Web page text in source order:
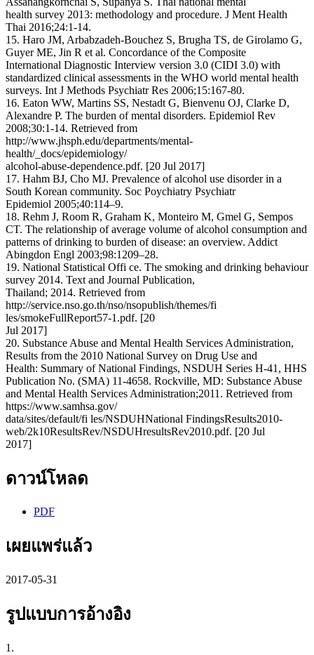
health survey 2013: methodology and procedure. J Ment Health
Thai 2016;24:1-14.
15. Haro JM, Arbabzadeh-Bouchez S, Brugha TS, de Girolamo G,
Guyer ME, Jin R et al. Concordance of the Composite
International Diagnostic Interview version 3.0 (CIDI 3.0) with
standardized clinical assessments in the WHO world mental health
surveys. Int J Methods Psychiatr Res 2006;15:167-80.
16. Eaton WW, Martins SS, Nestadt G, Bienvenu OJ, Clarke D,
Alexandre P. The burden of mental disorders. Epidemiol Rev
2008;30:1-14. Retrieved from
http://www.jhsph.edu/departments/mental-
health/_docs/epidemiology/
alcohol-abuse-dependence.pdf. [20 Jul 2017]
17. Hahm BJ, Cho MJ. Prevalence of alcohol use disorder in a
South Korean community. Soc Poychiatry Psychiatr
Epidemiol 2005;40:114–9.
18. Rehm J, Room R, Graham K, Monteiro M, Gmel G, Sempos
CT. The relationship of average volume of alcohol consumption and
patterns of drinking to burden of disease: an overview. Addict
Abingdon Engl 2003;98:1209–28.
19. National Statistical Offi ce. The smoking and drinking behaviour
survey 2014. Text and Journal Publication,
Thailand; 2014. Retrieved from
http://service.nso.go.th/nso/nsopublish/themes/fi
les/smokeFullReport57-1.pdf. [20
Jul 2017]
20. Substance Abuse and Mental Health Services Administration,
Results from the 2010 National Survey on Drug Use and
Health: Summary of National Findings, NSDUH Series H-41, HHS
Publication No. (SMA) 11-4658. Rockville, MD: Substance Abuse
and Mental Health Services Administration;2011. Retrieved from
https://www.samhsa.gov/
data/sites/default/fi les/NSDUHNational FindingsResults2010-
web/2k10ResultsRev/NSDUHresultsRev2010.pdf. [20 Jul
2017]
ดาวน์โหลด
PDF
เผยแพร่แล้ว
2017-05-31
รูปแบบการอ้างอิง
1.